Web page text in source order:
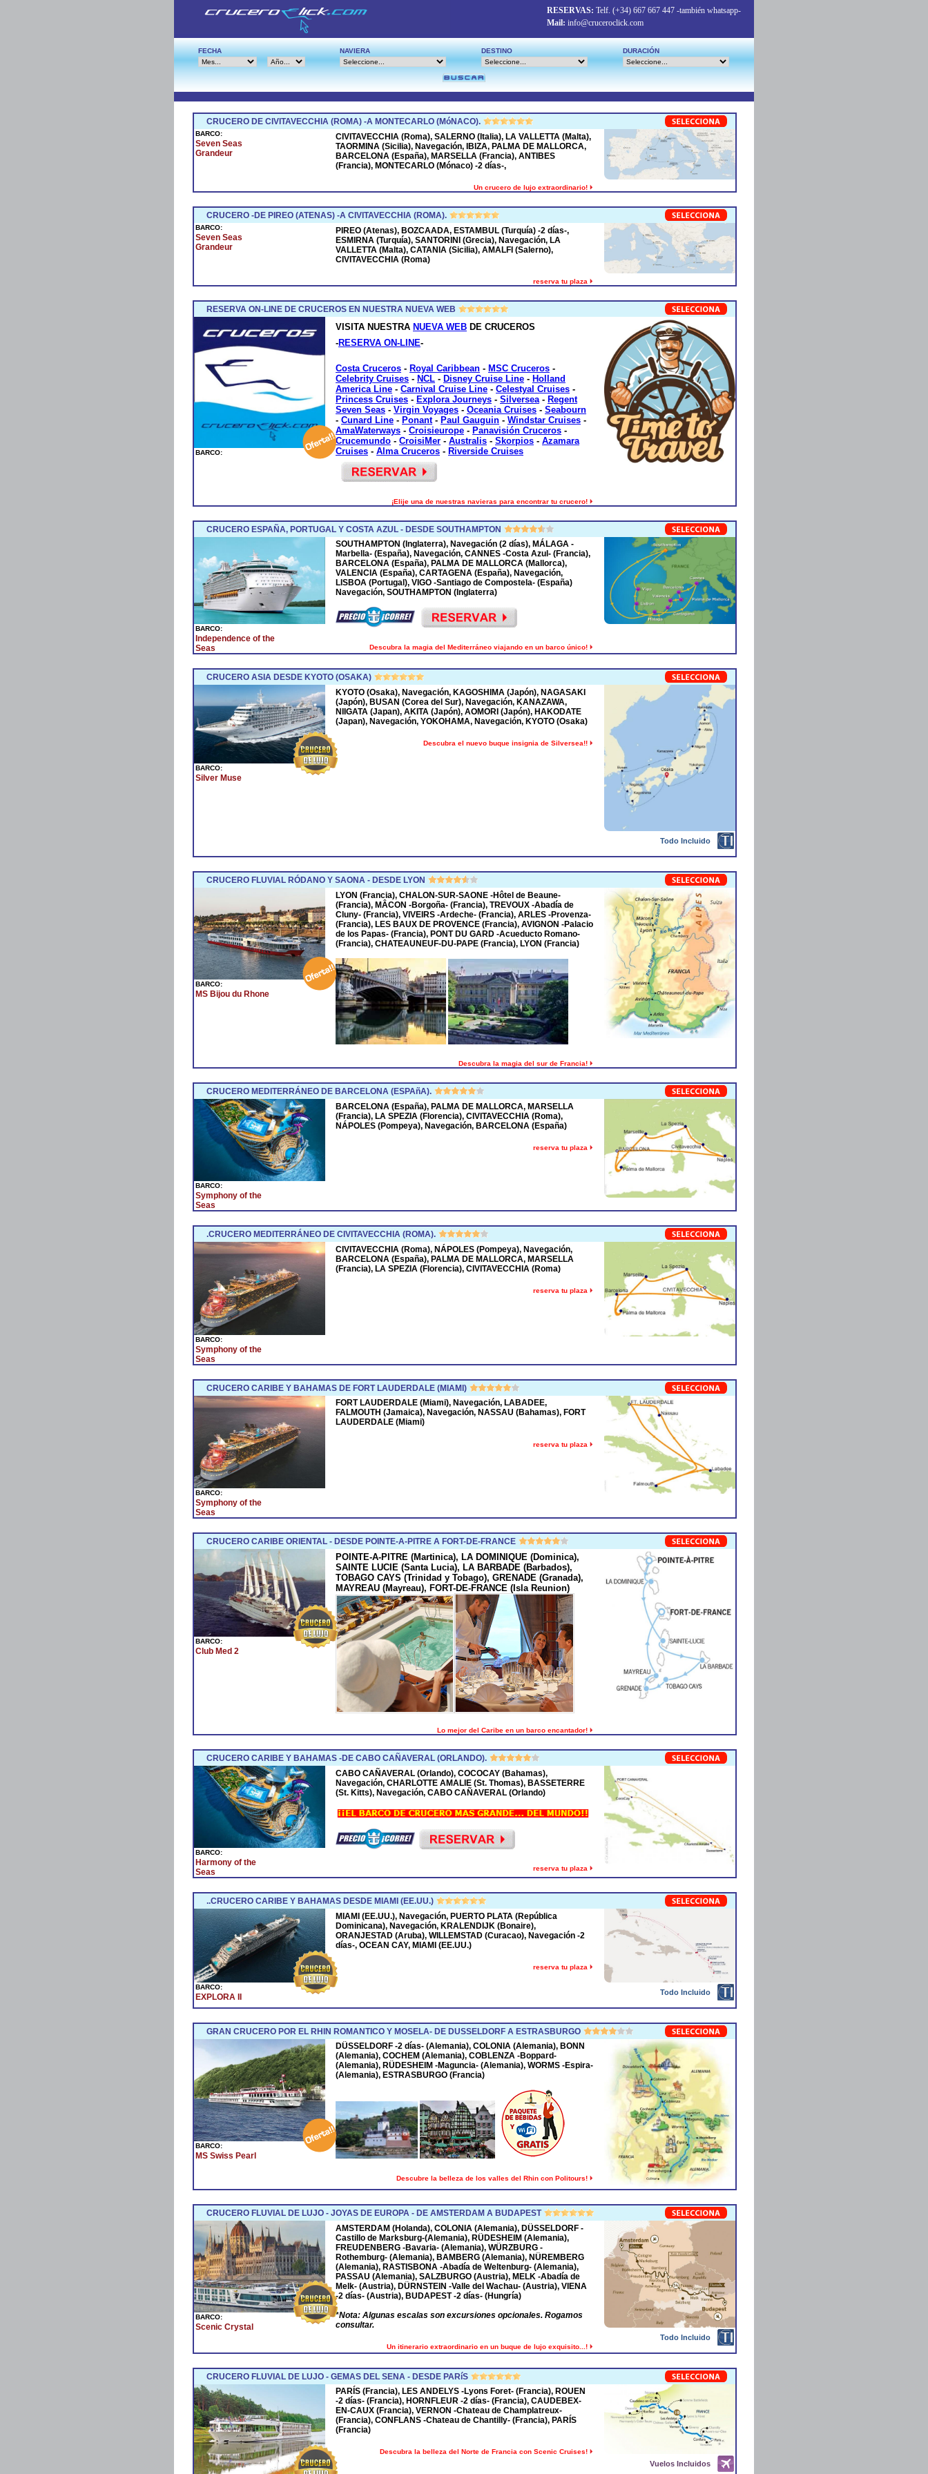
RESERVAS: Telf. (+34) 667 667 447 -también whatsapp-
Mail: info@cruceroclick.com
FECHA NAVIERA DESTINO DURACIÓN
CRUCERO DE CIVITAVECCHIA (ROMA) -A MONTECARLO (MóNACO).
BARCO:
Seven Seas
Grandeur
CIVITAVECCHIA (Roma), SALERNO (Italia), LA VALLETTA (Malta),
TAORMINA (Sicilia), Navegación, IBIZA, PALMA DE MALLORCA,
BARCELONA (España), MARSELLA (Francia), ANTIBES
(Francia), MONTECARLO (Mónaco) -2 días-,
Un crucero de lujo extraordinario!
CRUCERO -DE PIREO (ATENAS) -A CIVITAVECCHIA (ROMA).
BARCO:
Seven Seas
Grandeur
PIREO (Atenas), BOZCAADA, ESTAMBUL (Turquía) -2 días-,
ESMIRNA (Turquía), SANTORINI (Grecia), Navegación, LA
VALLETTA (Malta), CATANIA (Sicilia), AMALFI (Salerno),
CIVITAVECCHIA (Roma)
reserva tu plaza
RESERVA ON-LINE DE CRUCEROS EN NUESTRA NUEVA WEB
BARCO:
VISITA NUESTRA NUEVA WEB DE CRUCEROS
-RESERVA ON-LINE-
Costa Cruceros - Royal Caribbean - MSC Cruceros -
Celebrity Cruises - NCL - Disney Cruise Line - Holland
America Line - Carnival Cruise Line - Celestyal Cruises -
Princess Cruises - Explora Journeys - Silversea- Regent
Seven Seas - Virgin Voyages - Oceania Cruises - Seabourn
- Cunard Line - Ponant- Paul Gauguin - Windstar Cruises -
AmaWaterways - Croisieurope - Panavisión Cruceros -
Crucemundo - CroisiMer - Australis - Skorpios - Azamara
Cruises - Alma Cruceros - Riverside Cruises
¡Elije una de nuestras navieras para encontrar tu crucero!
CRUCERO ESPAÑA, PORTUGAL Y COSTA AZUL - DESDE SOUTHAMPTON
BARCO:
Independence of the
Seas
SOUTHAMPTON (Inglaterra), Navegación (2 días), MÁLAGA -
Marbella- (España), Navegación, CANNES -Costa Azul- (Francia),
BARCELONA (España), PALMA DE MALLORCA (Mallorca),
VALENCIA (España), CARTAGENA (España), Navegación,
LISBOA (Portugal), VIGO -Santiago de Compostela- (España)
Navegación, SOUTHAMPTON (Inglaterra)
Descubra la magia del Mediterráneo viajando en un barco único!
CRUCERO ASIA DESDE KYOTO (OSAKA)
BARCO:
Silver Muse
KYOTO (Osaka), Navegación, KAGOSHIMA (Japón), NAGASAKI
(Japón), BUSAN (Corea del Sur), Navegación, KANAZAWA,
NIIGATA (Japan), AKITA (Japón), AOMORI (Japón), HAKODATE
(Japan), Navegación, YOKOHAMA, Navegación, KYOTO (Osaka)
Descubra el nuevo buque insignia de Silversea!!
Todo Incluido
CRUCERO FLUVIAL RÓDANO Y SAONA - DESDE LYON
BARCO:
MS Bijou du Rhone
LYON (Francia), CHALON-SUR-SAONE -Hôtel de Beaune-
(Francia), MÂCON -Borgoña- (Francia), TREVOUX -Abadía de
Cluny- (Francia), VIVEIRS -Ardeche- (Francia), ARLES -Provenza-
(Francia), LES BAUX DE PROVENCE (Francia), AVIGNON -Palacio
de los Papas- (Francia), PONT DU GARD -Acueducto Romano-
(Francia), CHATEAUNEUF-DU-PAPE (Francia), LYON (Francia)
Descubra la magia del sur de Francia!
CRUCERO MEDITERRÁNEO DE BARCELONA (ESPAñA).
BARCO:
Symphony of the
Seas
BARCELONA (España), PALMA DE MALLORCA, MARSELLA
(Francia), LA SPEZIA (Florencia), CIVITAVECCHIA (Roma),
NÁPOLES (Pompeya), Navegación, BARCELONA (España)
reserva tu plaza
.CRUCERO MEDITERRÁNEO DE CIVITAVECCHIA (ROMA).
BARCO:
Symphony of the
Seas
CIVITAVECCHIA (Roma), NÁPOLES (Pompeya), Navegación,
BARCELONA (España), PALMA DE MALLORCA, MARSELLA
(Francia), LA SPEZIA (Florencia), CIVITAVECCHIA (Roma)
reserva tu plaza
CRUCERO CARIBE Y BAHAMAS DE FORT LAUDERDALE (MIAMI)
BARCO:
Symphony of the
Seas
FORT LAUDERDALE (Miami), Navegación, LABADEE,
FALMOUTH (Jamaica), Navegación, NASSAU (Bahamas), FORT
LAUDERDALE (Miami)
reserva tu plaza
CRUCERO CARIBE ORIENTAL - DESDE POINTE-A-PITRE A FORT-DE-FRANCE
BARCO:
Club Med 2
POINTE-A-PITRE (Martinica), LA DOMINIQUE (Dominica),
SAINTE LUCIE (Santa Lucia), LA BARBADE (Barbados),
TOBAGO CAYS (Trinidad y Tobago), GRENADE (Granada),
MAYREAU (Mayreau), FORT-DE-FRANCE (Isla Reunion)
Lo mejor del Caribe en un barco encantador!
CRUCERO CARIBE Y BAHAMAS -DE CABO CAÑAVERAL (ORLANDO).
BARCO:
Harmony of the
Seas
CABO CAÑAVERAL (Orlando), COCOCAY (Bahamas),
Navegación, CHARLOTTE AMALIE (St. Thomas), BASSETERRE
(St. Kitts), Navegación, CABO CAÑAVERAL (Orlando)
reserva tu plaza
..CRUCERO CARIBE Y BAHAMAS DESDE MIAMI (EE.UU.)
BARCO:
EXPLORA II
MIAMI (EE.UU.), Navegación, PUERTO PLATA (República
Dominicana), Navegación, KRALENDIJK (Bonaire),
ORANJESTAD (Aruba), WILLEMSTAD (Curacao), Navegación -2
días-, OCEAN CAY, MIAMI (EE.UU.)
reserva tu plaza
Todo Incluido
GRAN CRUCERO POR EL RHIN ROMANTICO Y MOSELA- DE DUSSELDORF A ESTRASBURGO
BARCO:
MS Swiss Pearl
DÜSSELDORF -2 días- (Alemania), COLONIA (Alemania), BONN
(Alemania), COCHEM (Alemania), COBLENZA -Boppard-
(Alemania), RÜDESHEIM -Maguncia- (Alemania), WORMS -Espira-
(Alemania), ESTRASBURGO (Francia)
Descubre la belleza de los valles del Rhin con Politours!
CRUCERO FLUVIAL DE LUJO - JOYAS DE EUROPA - DE AMSTERDAM A BUDAPEST
BARCO:
Scenic Crystal
AMSTERDAM (Holanda), COLONIA (Alemania), DÜSSELDORF -
Castillo de Marksburg-(Alemania), RÜDESHEIM (Alemania),
FREUDENBERG -Bavaria- (Alemania), WÜRZBURG -
Rothemburg- (Alemania), BAMBERG (Alemania), NÜREMBERG
(Alemania), RASTISBONA -Abadía de Weltenburg- (Alemania),
PASSAU (Alemania), SALZBURGO (Austria), MELK -Abadía de
Melk- (Austria), DÜRNSTEIN -Valle del Wachau- (Austria), VIENA
-2 días- (Austria), BUDAPEST-2 días- (Hungría)
*Nota: Algunas escalas son excursiones opcionales. Rogamos
consultar.
Un itinerario extraordinario en un buque de lujo exquisito...!
Todo Incluido
CRUCERO FLUVIAL DE LUJO - GEMAS DEL SENA - DESDE PARíS
PARÍS (Francia), LES ANDELYS -Lyons Foret- (Francia), ROUEN
-2 días- (Francia), HORNFLEUR -2 días- (Francia), CAUDEBEX-
EN-CAUX (Francia), VERNON -Chateau de Champlatreux-
(Francia), CONFLANS -Chateau de Chantilly- (Francia), PARÍS
(Francia)
Descubra la belleza del Norte de Francia con Scenic Cruises!
Vuelos Incluidos